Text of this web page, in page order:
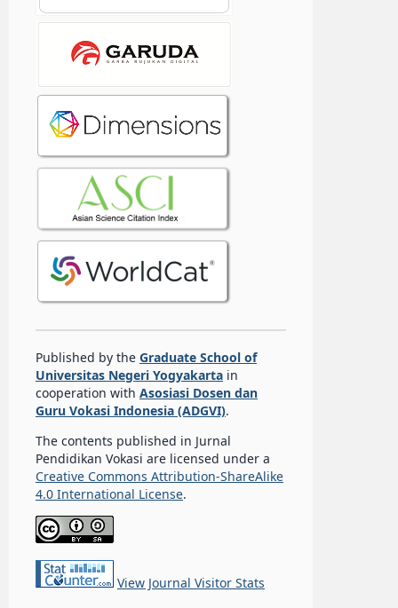
Published by the Graduate School of
Universitas Negeri Yogyakartain
cooperation with Asosiasi Dosen dan
Guru Vokasi Indonesia (ADGVI).
The contents published in Jurnal
Pendidikan Vokasi are licensed under a
Creative Commons Attribution-ShareAlike
4.0 International License.
View Journal Visitor Stats